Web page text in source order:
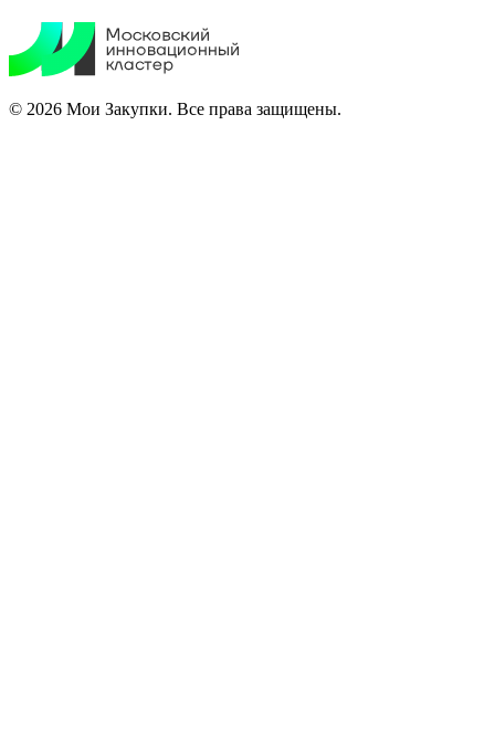
© 2026 Мои Закупки. Все права защищены.